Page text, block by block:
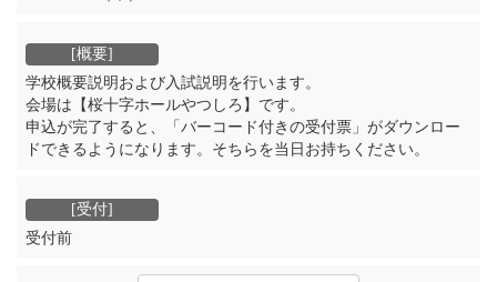
学校概要説明および入試説明を行います。
会場は【桜十字ホールやつしろ】です。
申込が完了すると、「バーコード付きの受付票」がダウンロー
ドできるようになります。そちらを当日お持ちください。
受付前